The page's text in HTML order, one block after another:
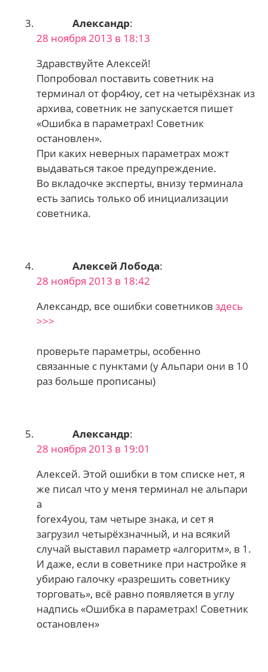
Александр:
28 ноября 2013 в 18:13
Здравствуйте Алексей!
Попробовал поставить советник на
терминал от фор4юу, сет на четырёхзнак из
архива, советник не запускается пишет
«Ошибка в параметрах! Советник
остановлен».
При каких неверных параметрах можт
выдаваться такое предупреждение.
Во вкладочке эксперты, внизу терминала
есть запись только об инициализации
советника.
Алексей Лобода:
28 ноября 2013 в 18:42
Александр, все ошибки советниковздесь
>>>
проверьте параметры, особенно
связанные с пунктами (у Альпари они в 10
раз больше прописаны)
Александр:
28 ноября 2013 в 19:01
Алексей. Этой ошибки в том списке нет, я
же писал что у меня терминал не альпари
а
forex4you, там четыре знака, и сет я
загрузил четырёхзначный, и на всякий
случай выставил параметр «алгоритм», в 1.
И даже, если в советнике при настройке я
убираю галочку «разрешить советнику
торговать», всё равно появляется в углу
надпись «Ошибка в параметрах! Советник
остановлен»